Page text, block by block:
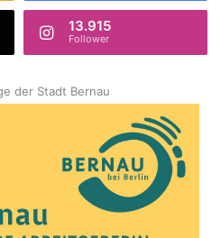
13.915
Follower
der Stadt Bernau